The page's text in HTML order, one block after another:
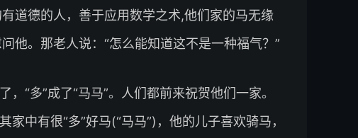
道德的人，善于应用数学之术,他们家的马无缘
他。那老人说：“怎么能知道这不是一种福气？”
“多”成了“马马”。人们都前来祝贺他们一家。
中有很“多”好马(“马马”)，他的儿子喜欢骑马，